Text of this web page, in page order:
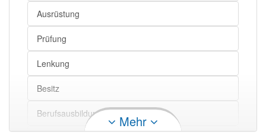
Ausrüstung
Prüfung
Lenkung
Besitz
Berufsausbildung Mehr